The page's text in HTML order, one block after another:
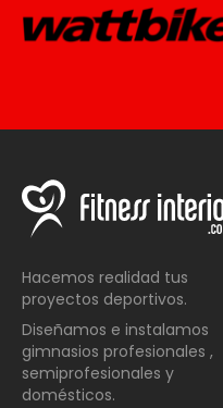
Hacemos realidad tus
proyectos deportivos.
Diseñamos e instalamos
gimnasios profesionales ,
semiprofesionales y
domésticos.